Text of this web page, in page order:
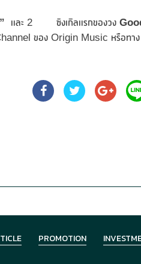
และ 2 ซิงเกิลแรกของวง
ของ Origin Music หรือทาง
PROMOTION